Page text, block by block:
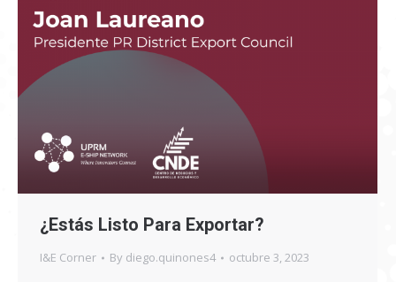
¿Estás Listo Para Exportar?
I&E Corner By diego.quinones4 octubre 3, 2023